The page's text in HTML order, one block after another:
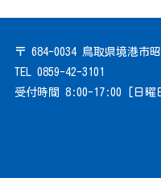
〒 684-0034 鳥取県境港市
TEL 0859-42-3101
受付時間 8:00-17:00 [日曜